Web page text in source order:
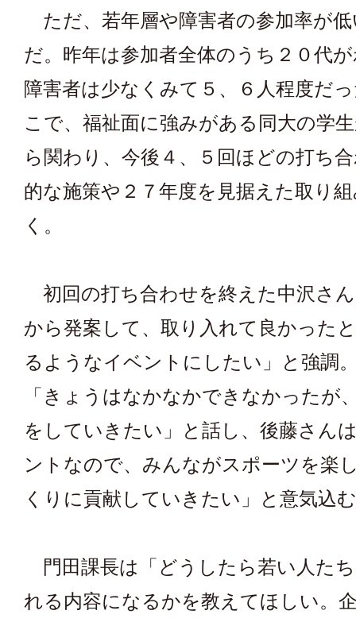
ただ、若年層や障害者の参加率が
だ。昨年は参加者全体のうち２０代
障害者は少なくみて５、６人程度だ
こで、福祉面に強みがある同大の学
ら関わり、今後４、５回ほどの打ち
的な施策や２７年度を見据えた取り
く。
初回の打ち合わせを終えた中沢さ
から発案して、取り入れて良かった
るようなイベントにしたい」と強調
「きょうはなかなかできなかったが
をしていきたい」と話し、後藤さん
ントなので、みんながスポーツを楽
くりに貢献していきたい」と意気込
門田課長は「どうしたら若い人た
れる内容になるかを教えてほしい。